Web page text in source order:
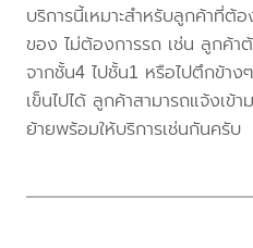
บริการนี้เหมาะสำหรับลูกค้าที่ต้
ของ ไม่ต้องการรถ เช่น ลูกค้
จากชั้น4 ไปชั้น1 หรือไปตึกข้าง
เข็นไปได้ ลูกค้าสามารถแจ้งเข้
ย้ายพร้อมให้บริการเช่นกันครับ